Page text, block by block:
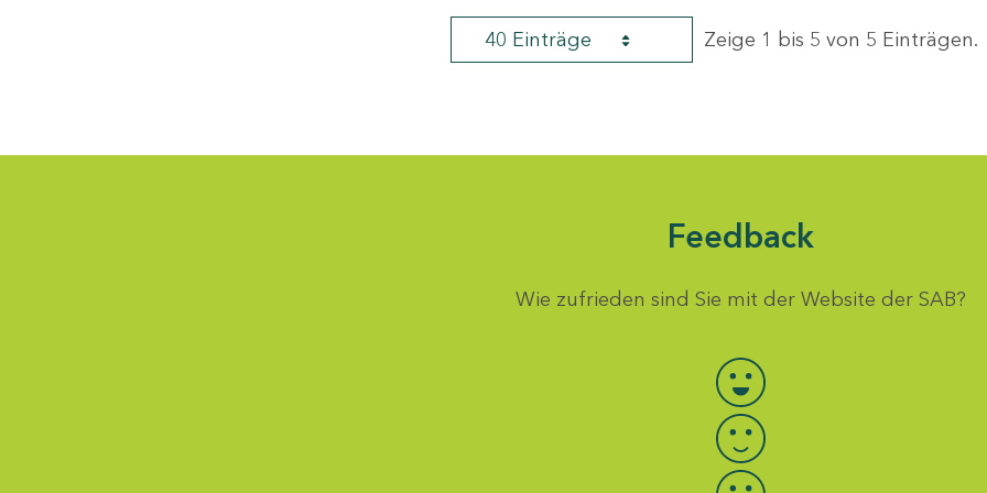
40 Einträge Zeige 1 bis 5 von 5 Einträgen.
Feedback
Wie zufrieden sind Sie mit der Website der SAB?
Bewertung auswählen